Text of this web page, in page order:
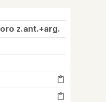
oro z.ant.+arg.